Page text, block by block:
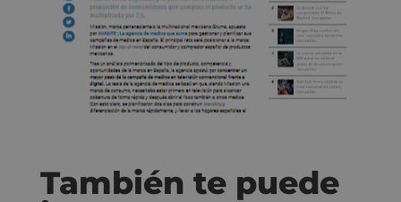
También te puede